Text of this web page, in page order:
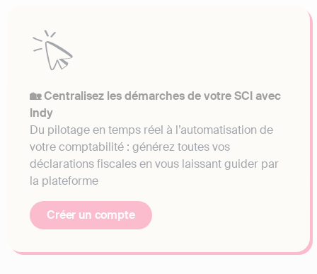
🏡 Centralisez les démarches de votre SCI avec
Indy
Du pilotage en temps réel à l’automatisation de
votre comptabilité : générez toutes vos
déclarations fiscales en vous laissant guider par
la plateforme
Créer un compte